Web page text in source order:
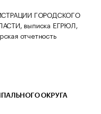
ГОРОДСКОГО
выписка ЕГРЮЛ,
отчетность
ОКРУГА